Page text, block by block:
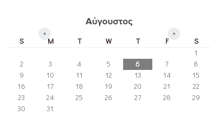
Αύγουστος
« »
S M T W T F
S
1
2
3 4 5 6 7
8
9
10 11 12 13 14
15
16
17 18 19 20 21
22
23
24 25 26 27 28
29
30
31